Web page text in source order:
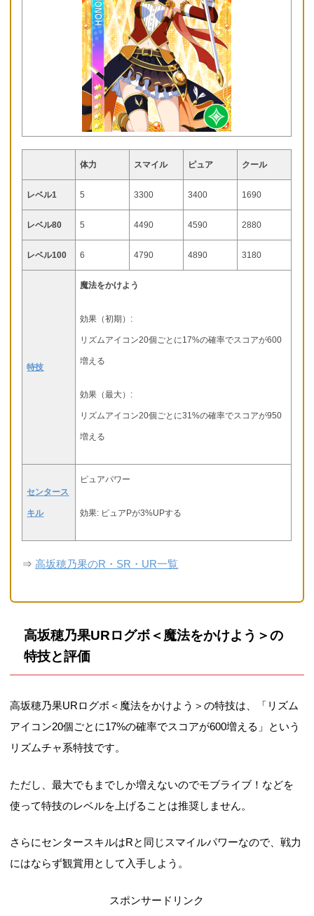
体力 スマイル ピュア クール
レベル1 5 3300 3400 1690
レベル80 5 4490 4590 2880
レベル100 6 4790 4890 3180
特技
魔法をかけよう
効果（初期）:
リズムアイコン20個ごとに17%の確率でスコアが600
増える
効果（最大）:
リズムアイコン20個ごとに31%の確率でスコアが950
増える
センタース
キル
ピュアパワー
効果: ピュアPが3%UPする
⇒高坂穂乃果のR・SR・UR一覧
高坂穂乃果URログボ＜魔法をかけよう＞の
特技と評価
高坂穂乃果URログボ＜魔法をかけよう＞の特技は、「リズム
アイコン20個ごとに17%の確率でスコアが600増える」という
リズムチャ系特技です。
ただし、最大でもまでしか増えないのでモブライブ！などを
使って特技のレベルを上げることは推奨しません。
さらにセンタースキルはRと同じスマイルパワーなので、戦力
にはならず観賞用として入手しよう。
スポンサードリンク